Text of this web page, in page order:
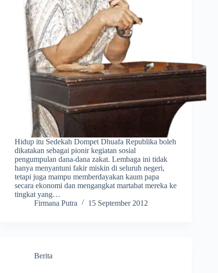
Hidup itu Sedekah Dompet Dhuafa Republika boleh
dikatakan sebagai pionir kegiatan sosial
pengumpulan dana-dana zakat. Lembaga ini tidak
hanya menyantuni fakir miskin di seluruh negeri,
tetapi juga mampu memberdayakan kaum papa
secara ekonomi dan mengangkat martabat mereka ke
tingkat yang…
Firmana Putra
15 September 2012
Berita